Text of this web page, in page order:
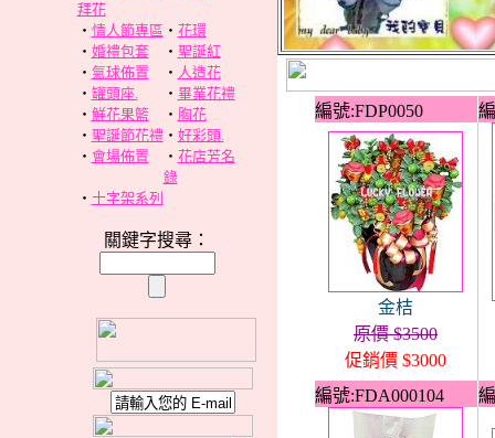
拜花
‧ 情人節專區 ‧ 花環
‧ 婚禮包套 ‧ 聖誕紅
‧ 氣球佈置 ‧ 人造花
‧ 罐頭座. ‧ 畢業花禮
‧ 鮮花果籃 ‧ 胸花
‧ 聖誕節花禮‧ 好彩頭.
‧ 會場佈置 ‧ 花店芳名
錄
‧ 十字架系列
關鍵字搜尋：
編號:FDP0050
金桔
原價 $3500
促銷價 $3000
編號:FDA000104